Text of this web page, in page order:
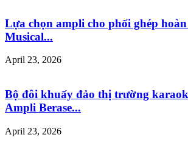
Lựa chọn ampli cho phối ghép
Musical...
April 23, 2026
Bộ đôi khuấy đảo thị trường
Ampli Berase...
April 23, 2026